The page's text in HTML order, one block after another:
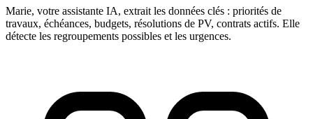
Marie, votre assistante IA, extrait les données clés : priorités de
travaux, échéances, budgets, résolutions de PV, contrats actifs. Elle
détecte les regroupements possibles et les urgences.